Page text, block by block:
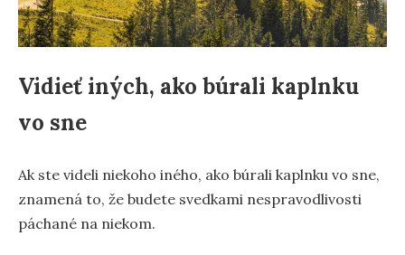
Vidieť iných, ako búrali kaplnku
vo sne
Ak ste videli niekoho iného, ako búrali kaplnku vo sne,
znamená to, že budete svedkami nespravodlivosti
páchané na niekom.